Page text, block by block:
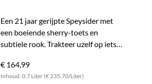
Een 21 jaar gerijpte Speysider met
een boeiende sherry-toets en
subtiele rook. Trakteer uzelf op iets
€ 164,99
Inhoud: 0.7 Liter (€ 235,70/Liter)